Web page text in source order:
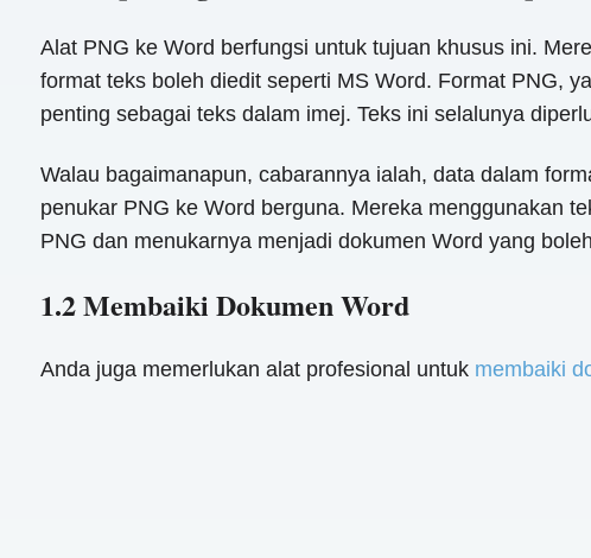
Alat PNG ke Word berfungsi untuk tujuan khusus ini.
format teks boleh diedit seperti MS Word. Format PNG,
penting sebagai teks dalam imej. Teks ini selalunya
Walau bagaimanapun, cabarannya ialah, data dalam
penukar PNG ke Word berguna. Mereka menggunakan
PNG dan menukarnya menjadi dokumen Word yang
1.2 Membaiki Dokumen Word
Anda juga memerlukan alat profesional untuk membaiki